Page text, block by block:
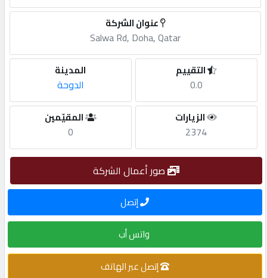
طلب
الاحصائيات
الأقسام
شركات
إبحث
عنوان الشركة
Salwa Rd, Doha, Qatar
المدينة
الدوحة
التقييم
0.0
المقيّمين
0
الزيارات
2374
صور أعمال الشركة
إتصل
واتس أب
إتصل عبر الهاتف